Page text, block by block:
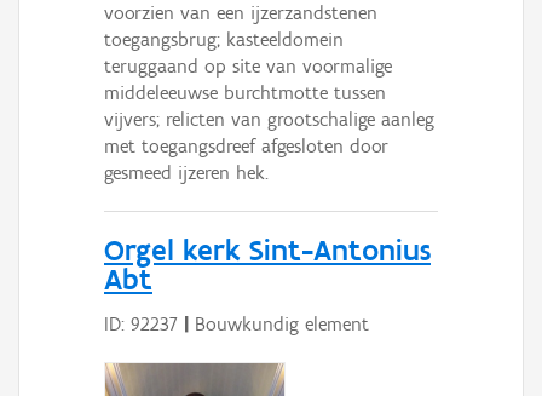
voorzien van een ijzerzandstenen
toegangsbrug; kasteeldomein
teruggaand op site van voormalige
middeleeuwse burchtmotte tussen
vijvers; relicten van grootschalige aanleg
met toegangsdreef afgesloten door
gesmeed ijzeren hek.
Orgel kerk Sint-Antonius
Abt
ID: 92237 | Bouwkundig element